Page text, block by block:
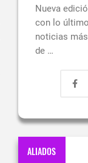
Nueva
con lo
noticias
de …
ALIADOS